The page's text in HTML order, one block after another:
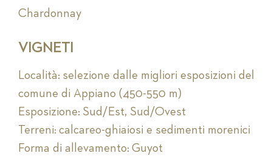
Chardonnay
VIGNETI
Località: selezione dalle migliori esposizioni del
comune di Appiano (450-550 m)
Esposizione: Sud/Est, Sud/Ovest
Terreni: calcareo-ghiaiosi e sedimenti morenici
Forma di allevamento: Guyot